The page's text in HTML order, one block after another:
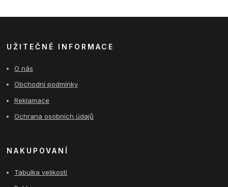
UŽITEČNÉ INFORMACE
O nás
Obchodní podmínky
Reklamace
Ochrana osobních údajů
NAKUPOVANÍ
Tabulka velikostí